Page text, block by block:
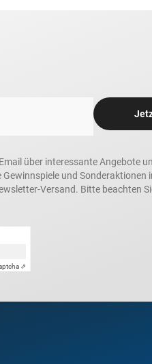
über interessante Angebote
und Sonderaktionen
Versand. Bitte beachten
⇗